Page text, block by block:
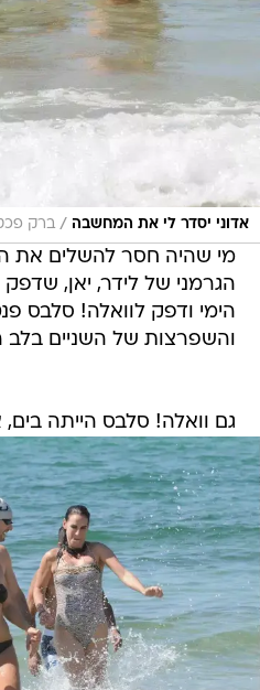
אדוני יסדר לי את המחשבה / ברק
מי שהיה חסר להשלים את
הגרמני של לידר, יאן,
הימי ודפק לוואלה! סלבס
והשפרצות של השניים בלב
גם וואלה! סלבס הייתה